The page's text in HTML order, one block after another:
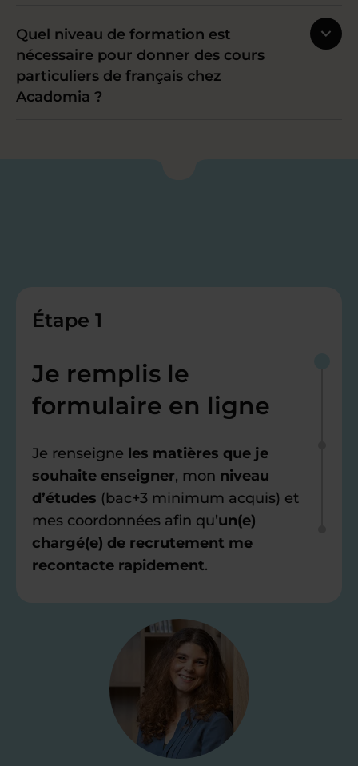
Quel niveau de formation est
nécessaire pour donner des cours
particuliers de français chez
Acadomia ?
Étape 1
Je remplis le
formulaire en ligne
Je renseigne les matières que je
souhaite enseigner, mon niveau
d’études (bac+3 minimum acquis) et
mes coordonnées afin qu’un(e)
chargé(e) de recrutement me
recontacte rapidement.
Je valide ma
candidature
test de 15 minutes